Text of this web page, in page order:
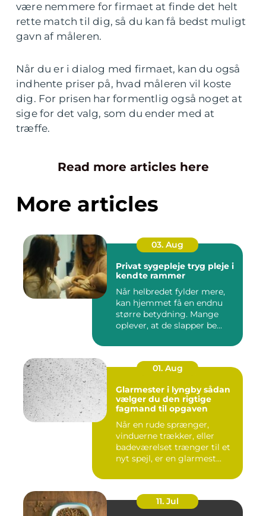
være nemmere for firmaet at finde det helt
rette match til dig, så du kan få bedst muligt
gavn af måleren.
Når du er i dialog med firmaet, kan du også
indhente priser på, hvad måleren vil koste
dig. For prisen har formentlig også noget at
sige for det valg, som du ender med at
træffe.
Read more articles here
More articles
03. Aug
Privat sygepleje tryg pleje i
kendte rammer
Når helbredet fylder mere,
kan hjemmet få en endnu
større betydning. Mange
oplever, at de slapper be...
01. Aug
Glarmester i lyngby sådan
vælger du den rigtige
fagmand til opgaven
Når en rude sprænger,
vinduerne trækker, eller
badeværelset trænger til et
nyt spejl, er en glarmest...
11. Jul